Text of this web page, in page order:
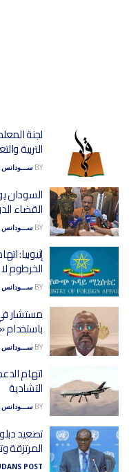
لجنة
التربية
BY
السودان
القضاء
BY
إثيوبيا:
الخرطوم
BY
مستشار
باستخدام
BY
اتهام
التشادية
BY
تصعيد
المرتزقة
POST